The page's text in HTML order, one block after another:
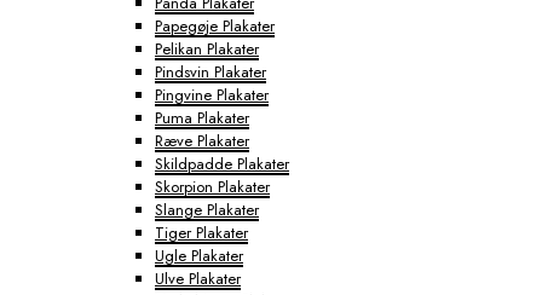
Papegøje Plakater
Pelikan Plakater
Pindsvin Plakater
Pingvine Plakater
Puma Plakater
Ræve Plakater
Skildpadde Plakater
Skorpion Plakater
Slange Plakater
Tiger Plakater
Ugle Plakater
Ulve Plakater